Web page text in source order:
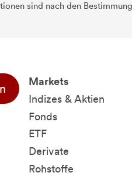
sind nach den
Markets
Indizes & Aktien
Fonds
ETF
Derivate
Rohstoffe